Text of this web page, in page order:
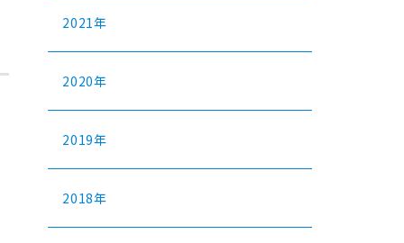
2021年
2020年
2019年
2018年